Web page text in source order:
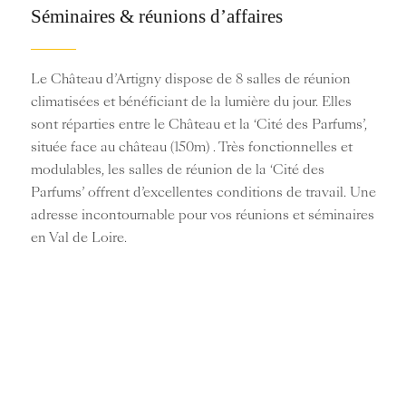
Séminaires & réunions d’affaires
Le Château d’Artigny dispose de 8 salles de réunion
climatisées et bénéficiant de la lumière du jour. Elles
sont réparties entre le Château et la ‘Cité des Parfums’,
située face au château (150m) . Très fonctionnelles et
modulables, les salles de réunion de la ‘Cité des
Parfums’ offrent d’excellentes conditions de travail. Une
adresse incontournable pour vos réunions et séminaires
en Val de Loire.